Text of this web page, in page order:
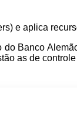
e aplica
Banco
as de